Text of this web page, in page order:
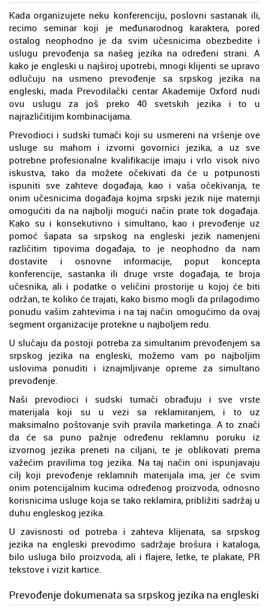
Kada organizujete neku konferenciju, poslovni sastanak ili,
recimo seminar koji je međunarodnog karaktera, pored
ostalog neophodno je da svim učesnicima obezbedite i
uslugu prevođenja sa našeg jezika na određeni strani. A
kako je engleski u najširoj upotrebi, mnogi klijenti se upravo
odlučuju na usmeno prevođenje sa srpskog jezika na
engleski, mada Prevodilački centar Akademije Oxford nudi
ovu uslugu za još preko 40 svetskih jezika i to u
najrazličitijim kombinacijama.
Prevodioci i sudski tumači koji su usmereni na vršenje ove
usluge su mahom i izvorni govornici jezika, a uz sve
potrebne profesionalne kvalifikacije imaju i vrlo visok nivo
iskustva, tako da možete očekivati da će u potpunosti
ispuniti sve zahteve događaja, kao i vaša očekivanja, te
onim učesnicima događaja kojma srpski jezik nije maternji
omogućiti da na najbolji mogući način prate tok događaja.
Kako su i konsekutivno i simultano, kao i prevođenje uz
pomoć šapata sa srpskog na engleski jezik namenjeni
različitim tipovima događaja, to je neophodno da nam
dostavite i osnovne informacije, poput koncepta
konferencije, sastanka ili druge vrste događaja, te broja
učesnika, ali i podatke o veličini prostorije u kojoj će biti
održan, te koliko će trajati, kako bismo mogli da prilagodimo
ponudu vašim zahtevima i na taj način omogućimo da ovaj
segment organizacije protekne u najboljem redu.
U slučaju da postoji potreba za simultanim prevođenjem sa
srpskog jezika na engleski, možemo vam po najboljim
uslovima ponuditi i iznajmljivanje opreme za simultano
prevođenje.
Naši prevodioci i sudski tumači obrađuju i sve vrste
materijala koji su u vezi sa reklamiranjem, i to uz
maksimalno poštovanje svih pravila marketinga. A to znači
da će sa puno pažnje određenu reklamnu poruku iz
izvornog jezika preneti na ciljani, te je oblikovati prema
važećim pravilima tog jezika. Na taj način oni ispunjavaju
cilj koji prevođenje reklamnih materijala ima, jer će svim
onim potencijalnim kucima određenog proizvoda, odnosno
korisnicima usluge koja se tako reklamira, približiti sadržaj u
duhu engleskog jezika.
U zavisnosti od potreba i zahteva klijenata, sa srpskog
jezika na engleski prevodimo sadržaje brošura i kataloga,
bilo usluga bilo proizvoda, ali i flajere, letke, te plakate, PR
tekstove i vizit kartice.
Prevođenje dokumenata sa srpskog jezika na engleski